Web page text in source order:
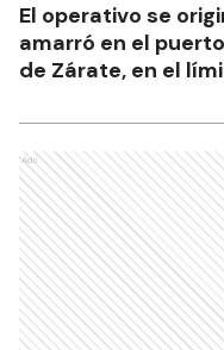
El operativo se
amarró en el
de Zárate, en el
Ads